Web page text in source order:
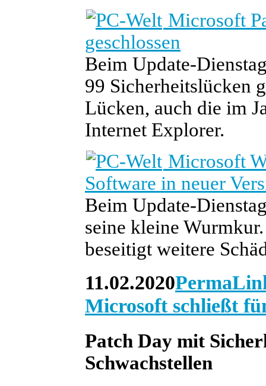
Microsoft
geschlossen
Beim Update-
99 Sicherheitslücken
Lücken, auch die im
Internet Explorer.
Microsoft
Software in neuer
Beim Update-
seine kleine
beseitigt weitere
11.02.2020
Microsoft schließt
Patch Day mit
Schwachstellen